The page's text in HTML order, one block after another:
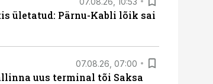
ületatud: Pärnu-Kabli lõik sai
07.08.26, 07:00
uus terminal tõi Saksa